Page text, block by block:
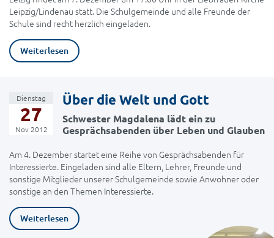
Leipzig/Lindenau statt. Die Schulgemeinde und alle Freunde der
Schule sind recht herzlich eingeladen.
Weiterlesen
Dienstag
27
Nov 2012
Über die Welt und Gott
Schwester Magdalena lädt ein zu
Gesprächsabenden über Leben und Glauben
Am 4. Dezember startet eine Reihe von Gesprächsabenden für
Interessierte. Eingeladen sind alle Eltern, Lehrer, Freunde und
sonstige Mitglieder unserer Schulgemeinde sowie Anwohner oder
sonstige an den Themen Interessierte.
Weiterlesen